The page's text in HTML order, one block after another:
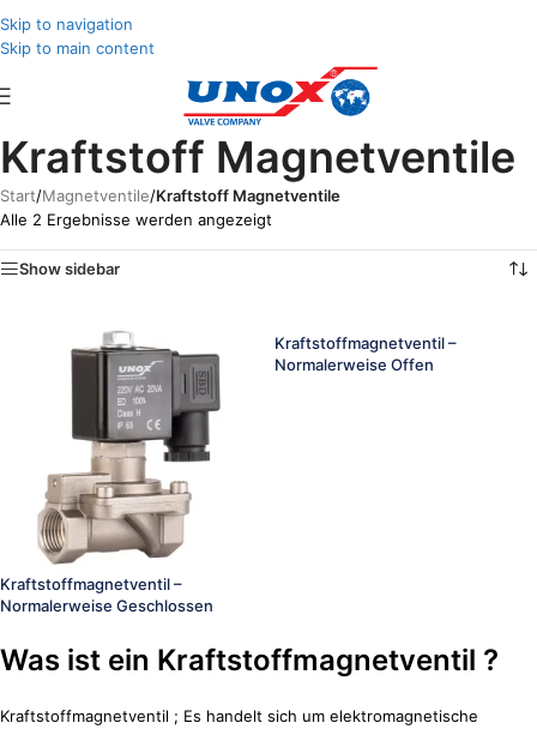
Skip to navigation
Skip to main content
Kraftstoff Magnetventile
Start/Magnetventile/Kraftstoff Magnetventile
Alle 2 Ergebnisse werden angezeigt
Show sidebar
Kraftstoffmagnetventil –
Normalerweise Geschlossen
Kraftstoffmagnetventil –
Normalerweise Offen
Was ist ein Kraftstoffmagnetventil ?
Kraftstoffmagnetventil ; Es handelt sich um elektromagnetische